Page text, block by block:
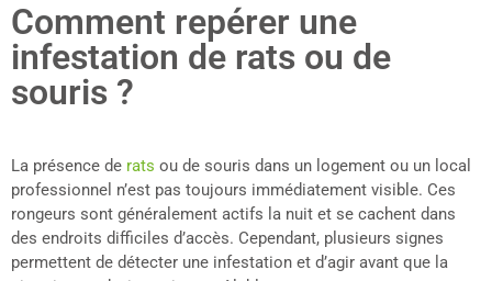
Comment repérer une
infestation de rats ou de
souris ?
La présence de rats ou de souris dans un logement ou un local
professionnel n’est pas toujours immédiatement visible. Ces
rongeurs sont généralement actifs la nuit et se cachent dans
des endroits difficiles d’accès. Cependant, plusieurs signes
permettent de détecter une infestation et d’agir avant que la